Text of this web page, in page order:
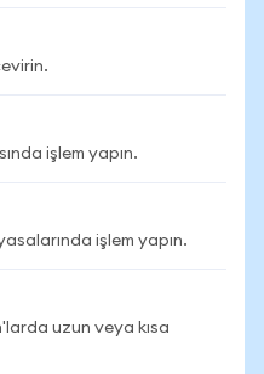
işlem yapın.
işlem yapın.
uzun veya kısa